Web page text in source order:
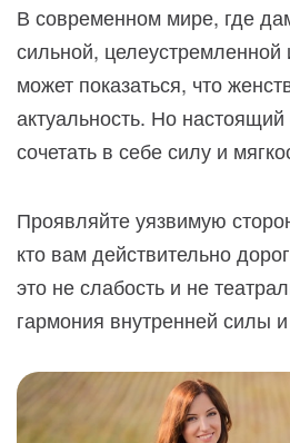
В современном мире, где
сильной, целеустремленной
может показаться, что
актуальность. Но
сочетать в себе силу и
Проявляйте уязвимую
кто вам действительно
это не слабость и не
гармония внутренней силы